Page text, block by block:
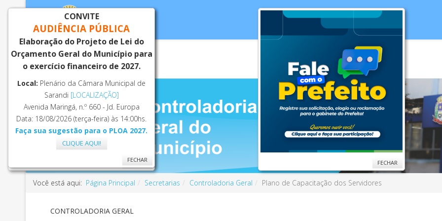
Secretarias Cidade
Você está aqui: Página Principal Secretarias Controladoria Geral Plano de Capacitação dos Servidores
CONTROLADORIA GERAL
FECHAR
CONVITE
AUDIÊNCIA PÚBLICA
Elaboração do Projeto de Lei do
Orçamento Geral do Município para
o exercício financeiro de 2027.
Local: Plenário da Câmara Municipal de
Sarandi [LOCALIZAÇÃO]
Avenida Maringá, n.º 660 - Jd. Europa
Data: 18/08/2026 (terça-feira) às 14:00hs.
Faça sua sugestão para o PLOA 2027.
CLIQUE AQUI!
FECHAR FECHAR